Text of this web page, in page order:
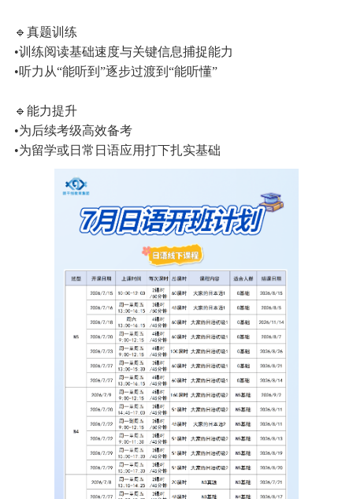
🔹真题训练
•训练阅读基础速度与关键信息捕捉能力
•听力从“能听到”逐步过渡到“能听懂”
🔹能力提升
•为后续考级高效备考
•为留学或日常日语应用打下扎实基础